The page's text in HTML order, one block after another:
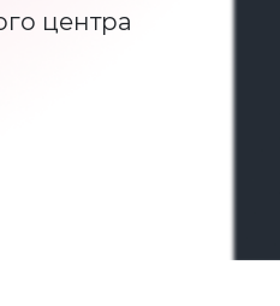
центра